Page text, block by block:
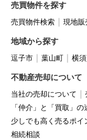
売買物件を探す
売買物件検索 現地販
地域から探す
逗子市 葉山町 横
不動産売却について
当社の売却について
「仲介」と「買取」の
少しでも高く売るポイ
相続相談